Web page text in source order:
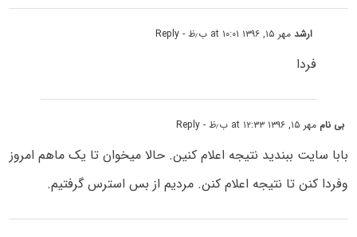
ارشدمهر ۱۵, ۱۳۹۶ at ۱۰:۰۱ ب٫ظ - Reply
فردا
بی نام مهر ۱۵, ۱۳۹۶ at ۱۲:۳۳ ب٫ظ - Reply
بابا سایت ببندید نتیجه اعلام کنین. حالا میخوان تا یک ماهم امروز
وفردا کنن تا نتیجه اعلام کنن. مردیم از بس استرس گرفتیم.